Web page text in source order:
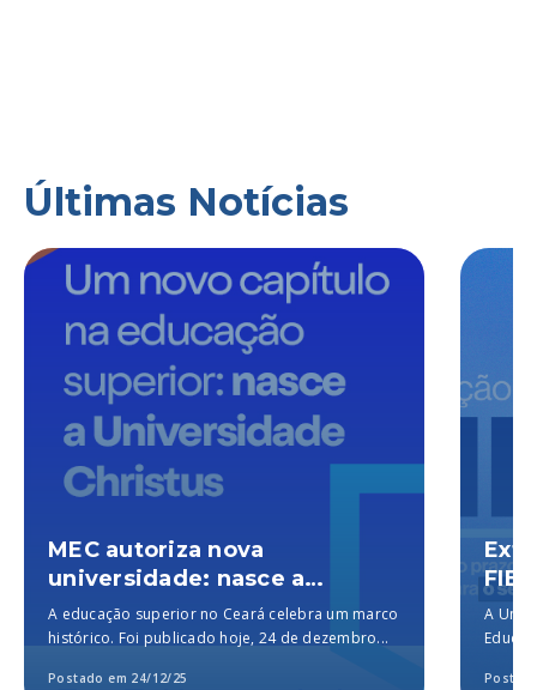
Últimas Notícias
MEC autoriza nova
universidade: nasce a
Universidade Christus, a
melhor particular do Brasil,
A educação superior no Ceará celebra um marco
histórico. Foi publicado hoje, 24 de dezembro...
Postado em 24/12/25
FIES
A